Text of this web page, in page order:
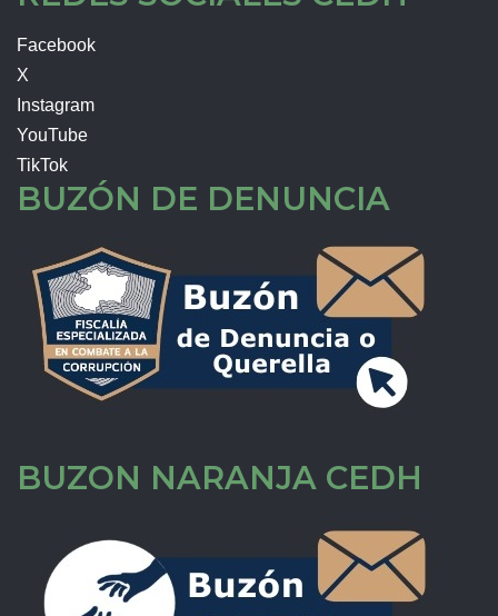
Facebook
X
Instagram
YouTube
TikTok
BUZÓN DE DENUNCIA
BUZON NARANJA CEDH